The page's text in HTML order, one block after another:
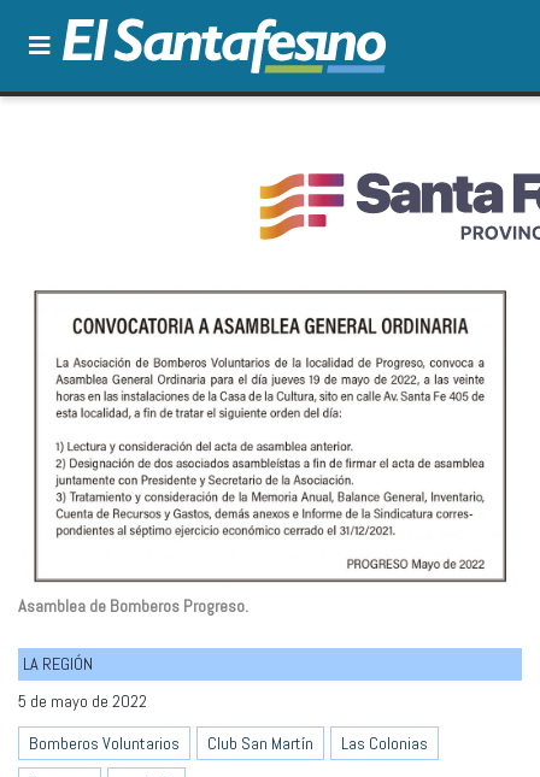
Asamblea de Bomberos Progreso.
LA REGIÓN
5 de mayo de 2022
Bomberos Voluntarios
Club San Martín
Las Colonias